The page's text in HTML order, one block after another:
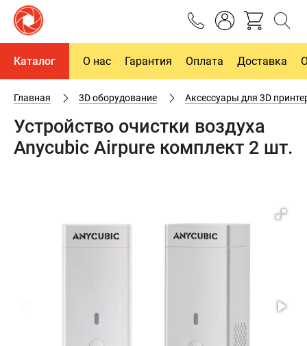
Каталог О нас Гарантия Оплата Доставка
Главная 3D оборудование Аксессуары для 3D
Устройство очистки воздуха
Anycubic Airpure комплект 2 шт.